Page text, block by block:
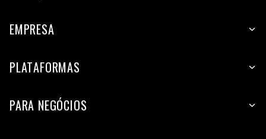
EMPRESA
PLATAFORMAS
PARA NEGÓCIOS